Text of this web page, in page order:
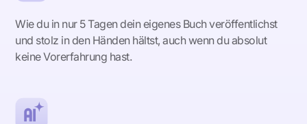
Wie du in nur 5 Tagen dein eigenes Buch veröffentlichst
und stolz in den Händen hältst, auch wenn du absolut
keine Vorerfahrung hast.